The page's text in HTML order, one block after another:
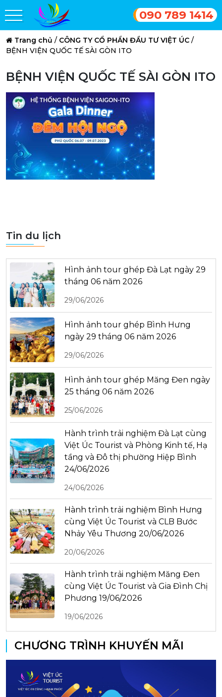
090 789 1414
Trang chủ / CÔNG TY CỔ PHẨN ĐẦU TƯ VIỆT ÚC /
BỆNH VIỆN QUỐC TẾ SÀI GÒN ITO
BỆNH VIỆN QUỐC TẾ SÀI GÒN ITO
Tin du lịch
Hình ảnh tour ghép Đà Lạt ngày 29
tháng 06 năm 2026
29/06/2026
Hình ảnh tour ghép Bình Hưng
ngày 29 tháng 06 năm 2026
29/06/2026
Hình ảnh tour ghép Măng Đen ngày
25 tháng 06 năm 2026
25/06/2026
Hành trình trải nghiệm Đà Lạt cùng
Việt Úc Tourist và Phòng Kinh tế, Hạ
tầng và Đô thị phường Hiệp Bình
24/06/2026
24/06/2026
Hành trình trải nghiệm Bình Hưng
cùng Việt Úc Tourist và CLB Bước
Nhảy Yêu Thương 20/06/2026
20/06/2026
Hành trình trải nghiệm Măng Đen
cùng Việt Úc Tourist và Gia Đình Chị
Phương 19/06/2026
19/06/2026
CHƯƠNG TRÌNH KHUYẾN MÃI